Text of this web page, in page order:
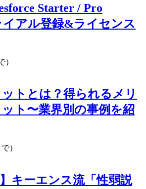
Starter / Pro
イアル登録&ライセンス
）
トとは？得られるメリ
ト〜業界別の事例を紹
）
】キーエンス流「性弱説